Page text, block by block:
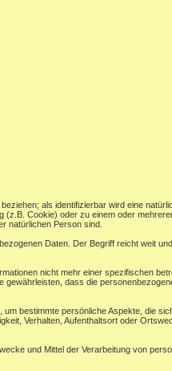
als identifizierbar wird eine
(z.B. Cookie) oder zu einem oder
natürlichen Person sind.
Daten. Der Begriff reicht weit
nicht mehr einer spezifischen
dass die
bestimmte persönliche Aspekte, die
Verhalten, Aufenthaltsort oder
und Mittel der Verarbeitung von